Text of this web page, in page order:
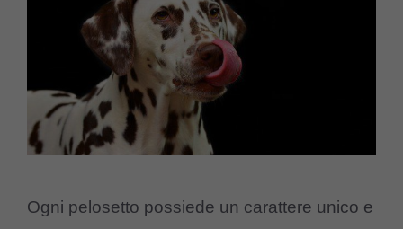
Ogni pelosetto possiede un carattere unico e